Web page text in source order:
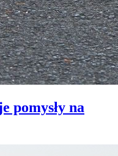
pomysły na